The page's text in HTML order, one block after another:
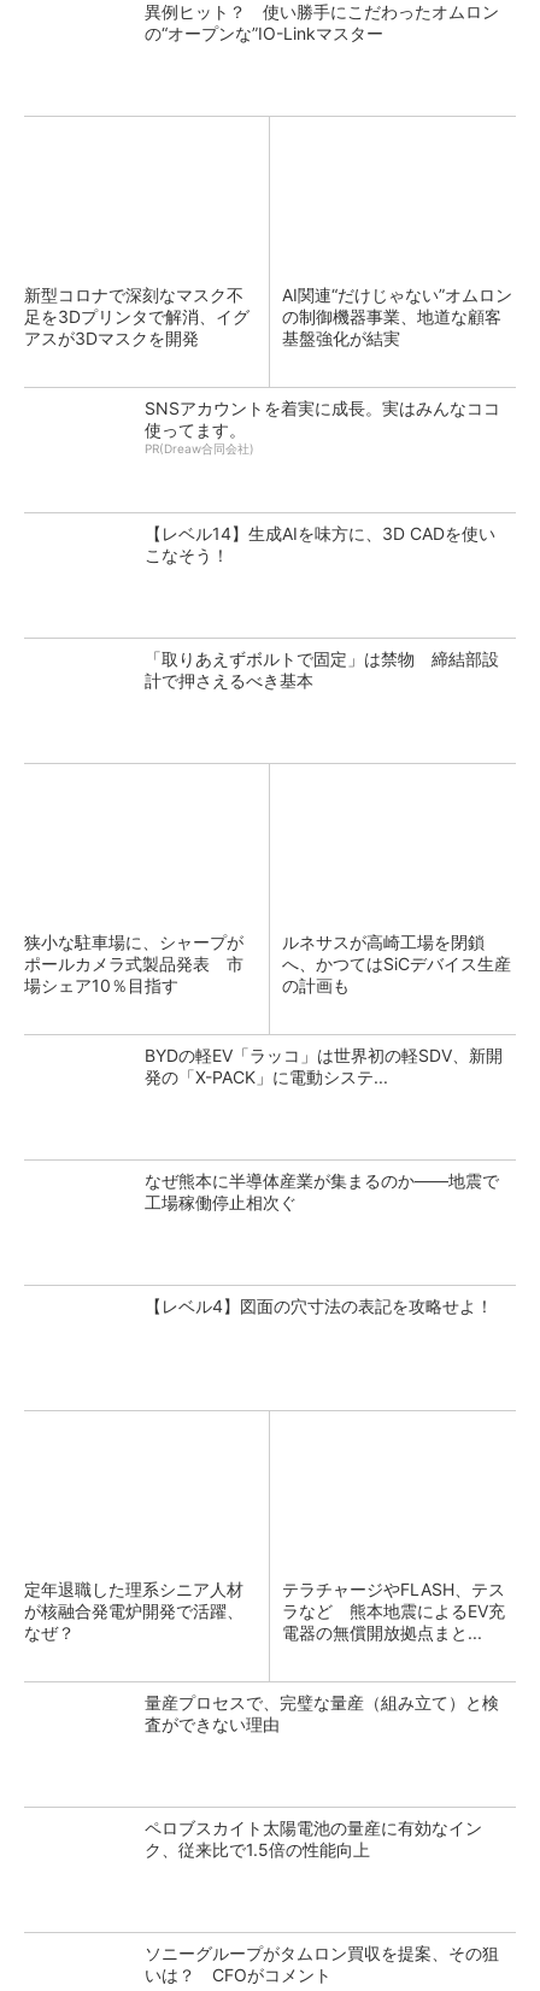
異例ヒット？ 使い勝手にこだわったオムロン
の“オープンな”IO-Linkマスター
新型コロナで深刻なマスク不
足を3Dプリンタで解消、イグ
アスが3Dマスクを開発
AI関連“だけじゃない”オムロン
の制御機器事業、地道な顧客
基盤強化が結実
SNSアカウントを着実に成長。実はみんなココ
使ってます。
PR(Dreaw合同会社)
【レベル14】生成AIを味方に、3D CADを使い
こなそう！
「取りあえずボルトで固定」は禁物 締結部設
計で押さえるべき基本
狭小な駐車場に、シャープが
ポールカメラ式製品発表 市
場シェア10％目指す
ルネサスが高崎工場を閉鎖
へ、かつてはSiCデバイス生産
の計画も
BYDの軽EV「ラッコ」は世界初の軽SDV、新開
発の「X-PACK」に電動システ...
なぜ熊本に半導体産業が集まるのか――地震で
工場稼働停止相次ぐ
【レベル4】図面の穴寸法の表記を攻略せよ！
定年退職した理系シニア人材
が核融合発電炉開発で活躍、
なぜ？
テラチャージやFLASH、テス
ラなど 熊本地震によるEV充
電器の無償開放拠点まと...
量産プロセスで、完璧な量産（組み立て）と検
査ができない理由
ペロブスカイト太陽電池の量産に有効なイン
ク、従来比で1.5倍の性能向上
ソニーグループがタムロン買収を提案、その狙
いは？ CFOがコメント